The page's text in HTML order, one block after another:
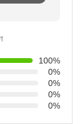
100%
0%
0%
0%
0%